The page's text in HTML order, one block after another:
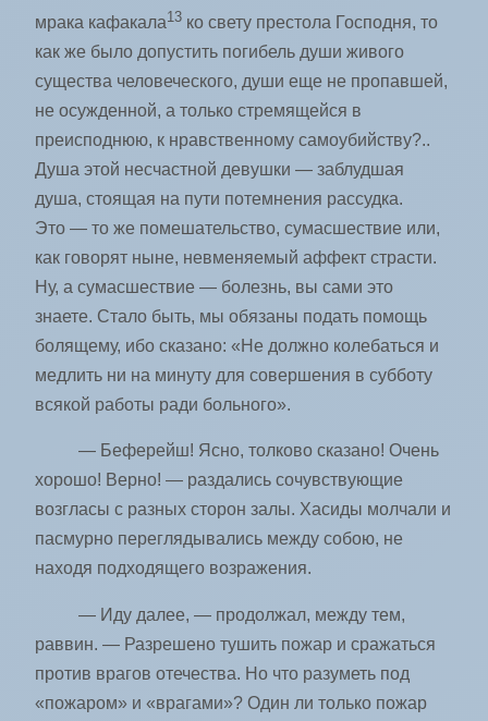
мрака кафакала13ко свету престола Господня, то
как же было допустить погибель души живого
существа человеческого, души еще не пропавшей,
не осужденной, а только стремящейся в
преисподнюю, к нравственному самоубийству?..
Душа этой несчастной девушки — заблудшая
душа, стоящая на пути потемнения рассудка.
Это — то же помешательство, сумасшествие или,
как говорят ныне, невменяемый аффект страсти.
Ну, а сумасшествие — болезнь, вы сами это
знаете. Стало быть, мы обязаны подать помощь
болящему, ибо сказано: «Не должно ­колебаться и
медлить ни на минуту для совершения в субботу
всякой работы ради больного».
— Беферейш! Ясно, толково сказано! Очень
хорошо! Верно! — раздались сочувствующие
возгласы с разных сторон залы. Хасиды молчали и
пасмурно переглядывались между собою, не
находя подходящего возражения.
— Иду далее, — продолжал, между тем,
раввин. — Разрешено тушить пожар и сражаться
против врагов отечества. Но что разуметь под
«пожаром» и «врагами»? Один ли только пожар